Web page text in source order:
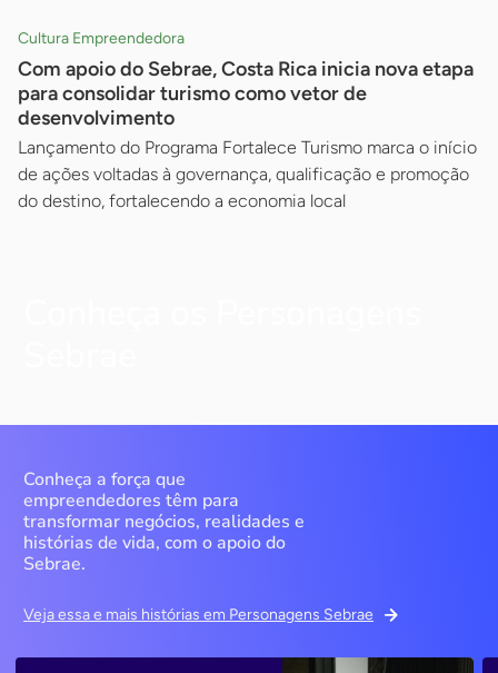
Cultura Empreendedora
Com apoio do Sebrae, Costa Rica inicia nova etapa
para consolidar turismo como vetor de
desenvolvimento
Lançamento do Programa Fortalece Turismo marca o início
de ações voltadas à governança, qualificação e promoção
do destino, fortalecendo a economia local
Conheça a força que
empreendedores têm para
transformar negócios, realidades e
histórias de vida, com o apoio do
Sebrae.
Veja essa e mais histórias em Personagens Sebrae